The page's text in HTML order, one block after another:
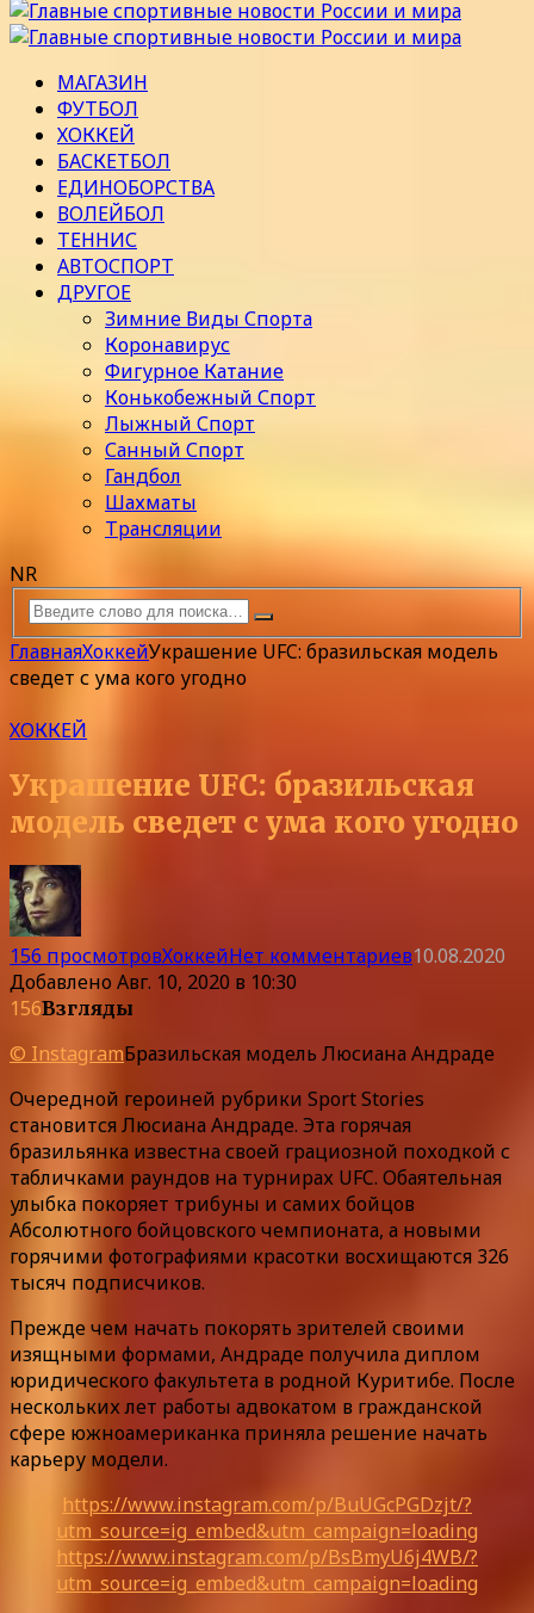
МАГАЗИН
ФУТБОЛ
ХОККЕЙ
БАСКЕТБОЛ
ЕДИНОБОРСТВА
ВОЛЕЙБОЛ
ТЕННИС
АВТОСПОРТ
ДРУГОЕ
Зимние Виды Спорта
Коронавирус
Фигурное Катание
Конькобежный Спорт
Лыжный Спорт
Санный Спорт
Гандбол
Шахматы
Трансляции
NR
ГлавнаяХоккейУкрашение UFC: бразильская модель
сведет с ума кого угодно
ХОККЕЙ
Украшение UFC: бразильская
модель сведет с ума кого угодно
156 просмотровХоккейНет комментариев10.08.2020
Добавлено Авг. 10, 2020 в 10:30
156Взгляды
© InstagramБразильская модель Люсиана Андраде
Очередной героиней рубрики Sport Stories
становится Люсиана Андраде. Эта горячая
бразильянка известна своей грациозной походкой с
табличками раундов на турнирах UFC. Обаятельная
улыбка покоряет трибуны и самих бойцов
Абсолютного бойцовского чемпионата, а новыми
горячими фотографиями красотки восхищаются 326
тысяч подписчиков.
Прежде чем начать покорять зрителей своими
изящными формами, Андраде получила диплом
юридического факультета в родной Куритибе. После
нескольких лет работы адвокатом в гражданской
сфере южноамериканка приняла решение начать
карьеру модели.
https://www.instagram.com/p/BuUGcPGDzjt/?
utm_source=ig_embed&utm_campaign=loading
https://www.instagram.com/p/BsBmyU6j4WB/?
utm_source=ig_embed&utm_campaign=loading